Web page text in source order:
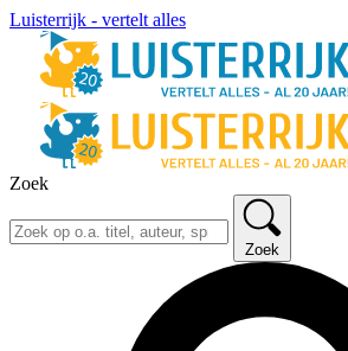
Luisterrijk - vertelt alles
Zoek
Zoek